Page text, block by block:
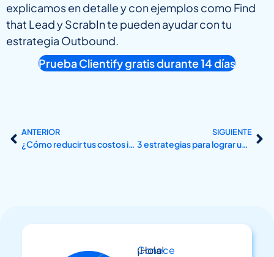
explicamos en detalle y con ejemplos como Find
that Lead y ScrabIn te pueden ayudar con tu
estrategia Outbound.
Prueba Clientify gratis durante 14 días
ANTERIOR
¿Cómo reducir tus costos implementado un CRM todo en uno?
SIGUIENTE
3 estrategias para lograr un crecimiento sostenible en B2B
Conoce
¡Hola!